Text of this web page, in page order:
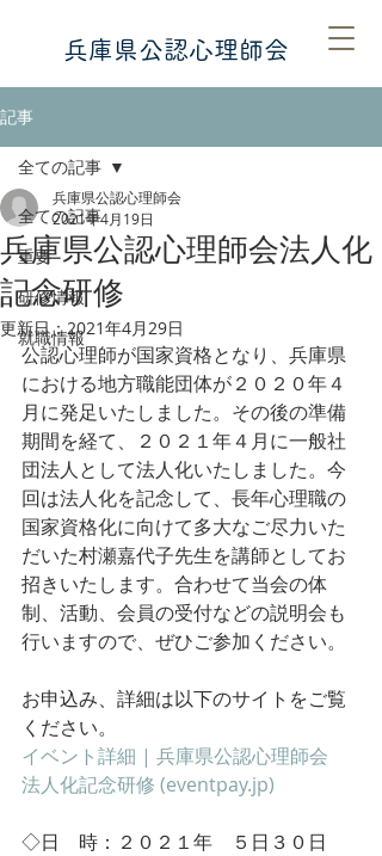
​​兵庫県公認心理師会
記事
全ての記事
重要
研修情報
就職情報
全ての記事
兵庫県公認心理師会法人化
記念研修
兵庫県公認心理師会
2021年4月19日
更新日：2021年4月29日
公認心理師が国家資格となり、兵庫県
における地方職能団体が２０２０年４
月に発足いたしました。その後の準備
期間を経て、２０２１年４月に一般社
団法人として法人化いたしました。今
回は法人化を記念して、長年心理職の
国家資格化に向けて多大なご尽力いた
だいた村瀬嘉代子先生を講師としてお
招きいたします。合わせて当会の体
制、活動、会員の受付などの説明会も
行いますので、ぜひご参加ください。
お申込み、詳細は以下のサイトをご覧
ください。
イベント詳細 | 兵庫県公認心理師会
法人化記念研修 (eventpay.jp)
◇日　時：２０２１年　５日３０日